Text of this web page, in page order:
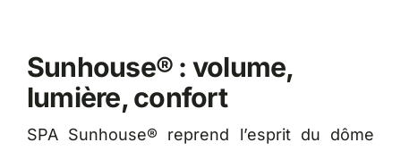
Sunhouse® : volume,
lumière, confort
SPA Sunhouse® reprend l’esprit du dôme